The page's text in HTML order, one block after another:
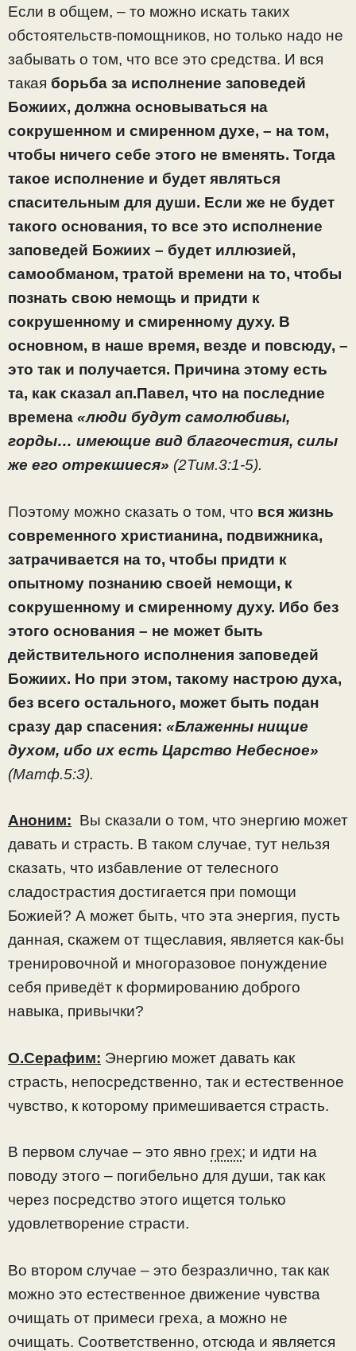
Если в общем, – то можно искать таких
обстоятельств-помощников, но только надо не
забывать о том, что все это средства. И вся
такая борьба за исполнение заповедей
Божиих, должна основываться на
сокрушенном и смиренном духе, – на том,
чтобы ничего себе этого не вменять. Тогда
такое исполнение и будет являться
спасительным для души. Если же не будет
такого основания, то все это исполнение
заповедей Божиих – будет иллюзией,
самообманом, тратой времени на то, чтобы
познать свою немощь и придти к
сокрушенному и смиренному духу. В
основном, в наше время, везде и повсюду, –
это так и получается. Причина этому есть
та, как сказал ап.Павел, что на последние
времена «люди будут самолюбивы,
горды… имеющие вид благочестия, силы
же его отрекшиеся» (2Тим.3:1-5).
Поэтому можно сказать о том, что вся жизнь
современного христианина, подвижника,
затрачивается на то, чтобы придти к
опытному познанию своей немощи, к
сокрушенному и смиренному духу. Ибо без
этого основания – не может быть
действительного исполнения заповедей
Божиих. Но при этом, такому настрою духа,
без всего остального, может быть подан
сразу дар спасения: «Блаженны нищие
духом, ибо их есть Царство Небесное»
(Матф.5:3).
Аноним: Вы сказали о том, что энергию может
давать и страсть. В таком случае, тут нельзя
сказать, что избавление от телесного
сладострастия достигается при помощи
Божией? А может быть, что эта энергия, пусть
данная, скажем от тщеславия, является как-бы
тренировочной и многоразовое понуждение
себя приведёт к формированию доброго
навыка, привычки?
О.Серафим: Энергию может давать как
страсть, непосредственно, так и естественное
чувство, к которому примешивается страсть.
В первом случае – это явно грех; и идти на
поводу этого – погибельно для души, так как
через посредство этого ищется только
удовлетворение страсти.
Во втором случае – это безразлично, так как
можно это естественное движение чувства
очищать от примеси греха, а можно не
очищать. Соответственно, отсюда и является